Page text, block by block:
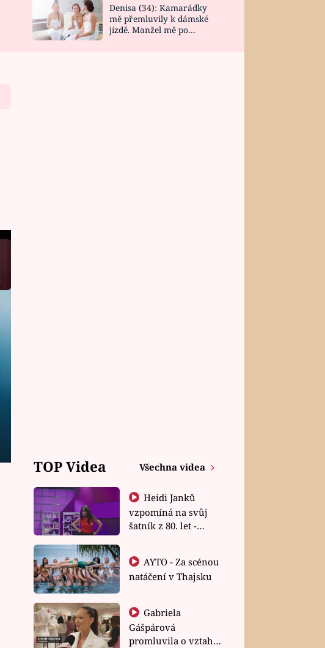
DESIGN
Denisa (34): Kamarádky
mě přemluvily k dámské
jízdě. Manžel mě po
TOP Videa Všechna videa
Heidi Janků
vzpomíná na svůj
šatník z 80. let -
natáčení v Thajsku
Gabriela
Gášpárová
promluvila o vztahu